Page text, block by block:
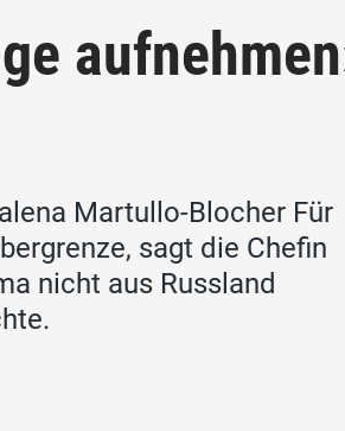
Martullo-Blocher Für
sagt die Chefin
nicht aus Russland